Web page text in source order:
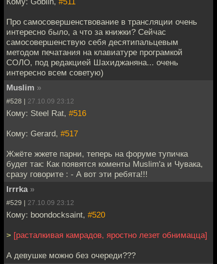
Про самосовершенствование в трансляции очень
интересно было, а что за книжки? Сейчас
самосовершенствую себя десятипальцевым
методом печатания на клавиатуре програмкой
СОЛО, под редакцией Шахиджаняна... очень
интересно всем советую)
Muslim »
#528 | 27.10.09 23:12
Кому: Steel Rat, #516
Кому: Gerard, #517
Жжёте жжете парни, теперь на форуме тупичка
будет так: Как появятся коменты Muslim'а и Чувака,
сразу говорите : - А вот эти ребята!!!
Irrrka »
#529 | 27.10.09 23:12
Кому: boondocksaint, #520
> [расталкивая камрадов, яростно лезет обнимацца]
А девушке можно без очереди???